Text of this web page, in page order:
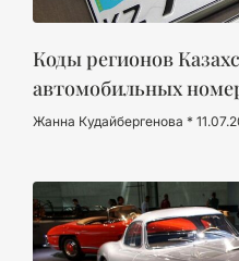
Коды регионов
автомобильных
Жанна Кудайбергенова